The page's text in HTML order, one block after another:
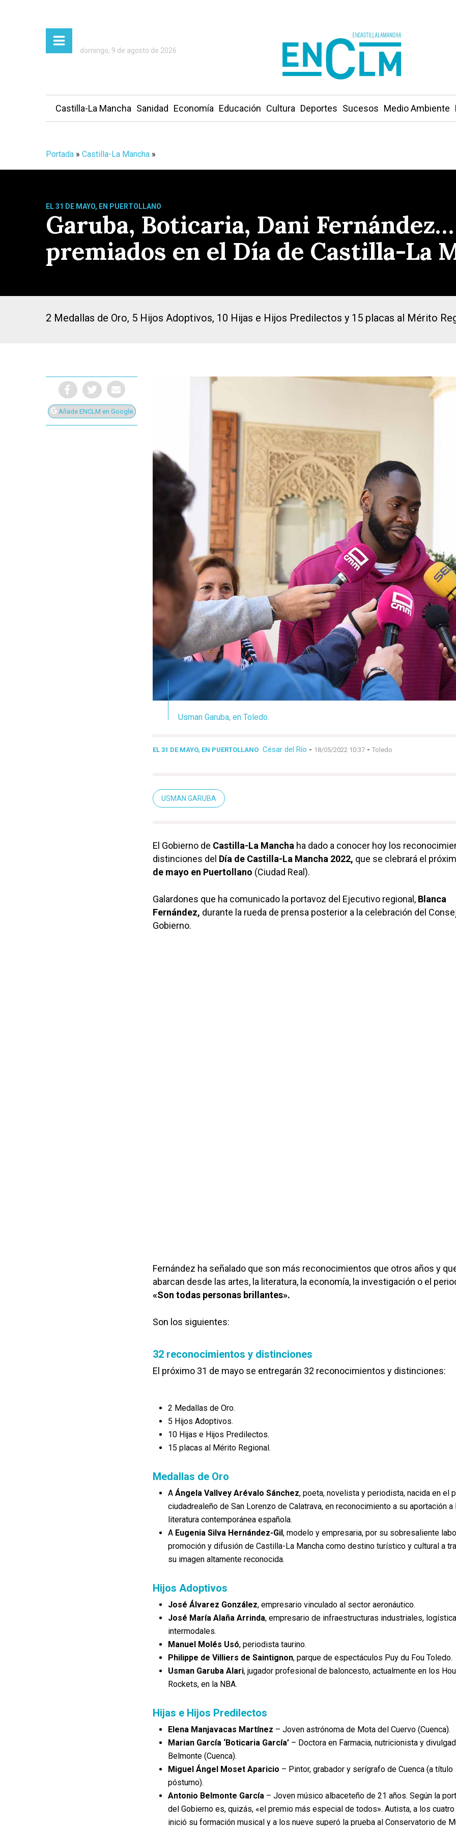
Presiona Intro para buscar o ESC para cerrar
domingo, 9 de agosto de 2026
Castilla-La Mancha Sanidad Economía Educación Cultura Deportes Sucesos Medio Ambiente
Portada » Castilla-La Mancha »
EL 31 DE MAYO, EN PUERTOLLANO
Garuba, Boticaria, Dani
premiados en el Día de Castilla-La
2 Medallas de Oro, 5 Hijos Adoptivos, 10 Hijas e Hijos Predilectos y 15 placas al Mérito
Añade ENCLM en Google
Usman Garuba, en Toledo.
EL 31 DE MAYO, EN PUERTOLLANO César del Río - 18/05/2022 10:37 - Toledo
USMAN GARUBA
El Gobierno de Castilla-La Mancha ha dado a conocer hoy los
distinciones del Día de Castilla-La Mancha 2022, que se clebrará el
de mayo en Puertollano (Ciudad Real).
Galardones que ha comunicado la portavoz del Ejecutivo regional, Blanca
Fernández, durante la rueda de prensa posterior a la celebración del
Gobierno.
Fernández ha señalado que son más reconocimientos que otros años y
abarcan desde las artes, la literatura, la economía, la investigación o el
«Son todas personas brillantes».
Son los siguientes:
32 reconocimientos y distinciones
El próximo 31 de mayo se entregarán 32 reconocimientos y distinciones:
2 Medallas de Oro.
5 Hijos Adoptivos.
10 Hijas e Hijos Predilectos.
15 placas al Mérito Regional.
Medallas de Oro
A Ángela Vallvey Arévalo Sánchez, poeta, novelista y periodista, nacida en el
ciudadrealeño de San Lorenzo de Calatrava, en reconocimiento a su aportación a
literatura contemporánea española.
A Eugenia Silva Hernández-Gil , modelo y empresaria, por su sobresaliente
promoción y difusión de Castilla-La Mancha como destino turístico y cultural a
su imagen altamente reconocida.
Hijos Adoptivos
José Álvarez González, empresario vinculado al sector aeronáutico.
José María Alaña Arrinda, empresario de infraestructuras industriales,
intermodales.
Manuel Molés Usó, periodista taurino.
Philippe de Villiers de Saintignon, parque de espectáculos Puy du Fou Toledo.
Usman Garuba Alari, jugador profesional de baloncesto, actualmente en los
Rockets, en la NBA.
Hijas e Hijos Predilectos
Elena Manjavacas Martínez – Joven astrónoma de Mota del Cuervo (Cuenca).
Marian García ‘Boticaria García’ – Doctora en Farmacia, nutricionista y
Belmonte (Cuenca).
Miguel Ángel Moset Aparicio – Pintor, grabador y serígrafo de Cuenca (a título
póstumo).
Antonio Belmonte García – Joven músico albaceteño de 21 años. Según la
del Gobierno es, quizás, «el premio más especial de todos». Autista, a los cuatro
inició su formación musical y a los nueve superó la prueba al Conservatorio de